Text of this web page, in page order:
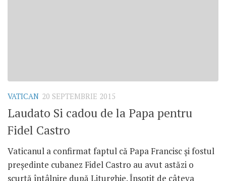
VATICAN 20 SEPTEMBRIE 2015
Laudato Si cadou de la Papa pentru
Fidel Castro
Vaticanul a confirmat faptul că Papa Francisc și fostul
președinte cubanez Fidel Castro au avut astăzi o
scurtă întâlnire după Liturghie. Însoțit de câteva